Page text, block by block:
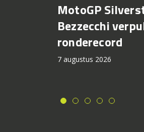
MotoGP
Bezzecchi
ronderecord
7 augustus 2026